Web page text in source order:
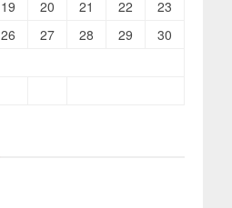
19 20 21 22
23
26 27 28 29
30